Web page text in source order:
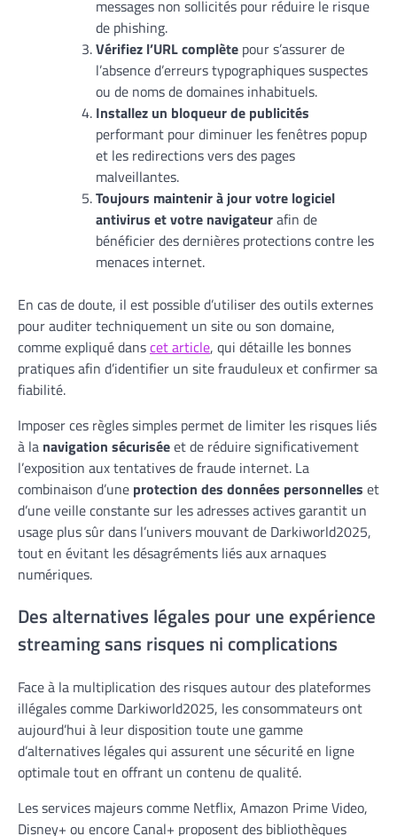
messages non sollicités pour réduire le risque
de phishing.
Vérifiez l’URL complète pour s’assurer de
l’absence d’erreurs typographiques suspectes
ou de noms de domaines inhabituels.
Installez un bloqueur de publicités
performant pour diminuer les fenêtres popup
et les redirections vers des pages
malveillantes.
Toujours maintenir à jour votre logiciel
antivirus et votre navigateurafin de
bénéficier des dernières protections contre les
menaces internet.
En cas de doute, il est possible d’utiliser des outils externes
pour auditer techniquement un site ou son domaine,
comme expliqué danscet article, qui détaille les bonnes
pratiques afin d’identifier un site frauduleux et confirmer sa
fiabilité.
Imposer ces règles simples permet de limiter les risques liés
à la navigation sécuriséeet de réduire significativement
l’exposition aux tentatives de fraude internet. La
combinaison d’une protection des données personnelles et
d’une veille constante sur les adresses actives garantit un
usage plus sûr dans l’univers mouvant de Darkiworld2025,
tout en évitant les désagréments liés aux arnaques
numériques.
Des alternatives légales pour une expérience
streaming sans risques ni complications
Face à la multiplication des risques autour des plateformes
illégales comme Darkiworld2025, les consommateurs ont
aujourd’hui à leur disposition toute une gamme
d’alternatives légales qui assurent une sécurité en ligne
optimale tout en offrant un contenu de qualité.
Les services majeurs comme Netflix, Amazon Prime Video,
Disney+ ou encore Canal+ proposent des bibliothèques